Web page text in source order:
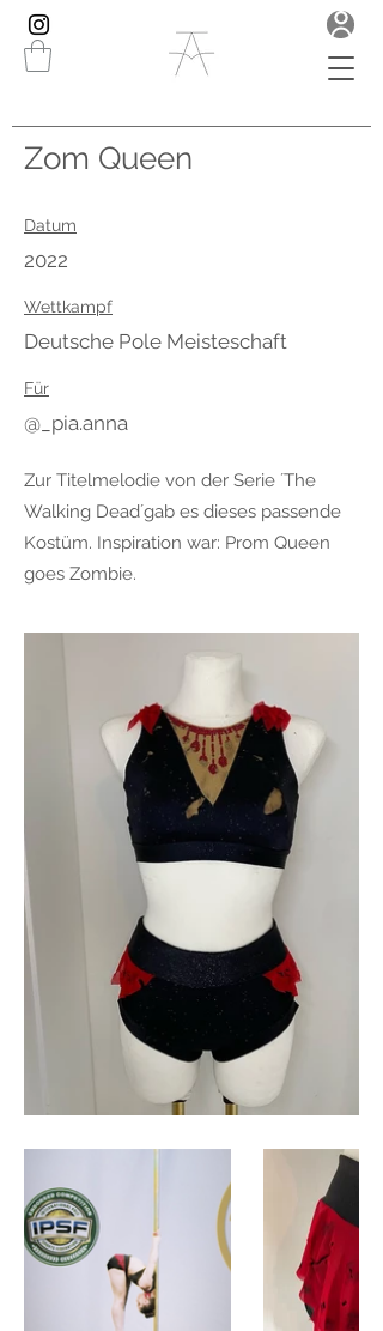
Zom Queen
Datum
2022
Wettkampf
Deutsche Pole Meisteschaft
Für
@_pia.anna
Zur Titelmelodie von der Serie ´The
Walking Dead´gab es dieses passende
Kostüm. Inspiration war: Prom Queen
goes Zombie.